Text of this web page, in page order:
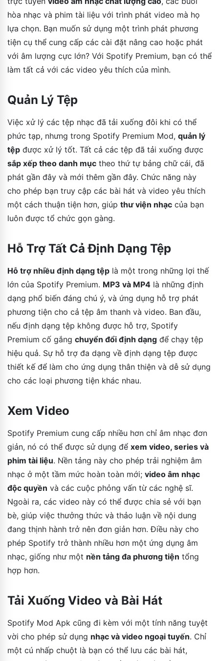
hòa nhạc và phim tài liệu với trình phát video mà họ
lựa chọn. Bạn muốn sử dụng một trình phát phương
tiện cụ thể cung cấp các cài đặt nâng cao hoặc phát
với âm lượng cực lớn? Với Spotify Premium, bạn có thể
làm tất cả với các video yêu thích của mình.
Quản Lý Tệp
Việc xử lý các tệp nhạc đã tải xuống đôi khi có thể
phức tạp, nhưng trong Spotify Premium Mod, quản lý
tệp được xử lý tốt. Tất cả các tệp đã tải xuống được
sắp xếp theo danh mục theo thứ tự bảng chữ cái, đã
phát gần đây và mới thêm gần đây. Chức năng này
cho phép bạn truy cập các bài hát và video yêu thích
một cách thuận tiện hơn, giúp thư viện nhạc của bạn
luôn được tổ chức gọn gàng.
Hỗ Trợ Tất Cả Định Dạng Tệp
Hỗ trợ nhiều định dạng tệp là một trong những lợi thế
lớn của Spotify Premium. MP3 và MP4 là những định
dạng phổ biến đáng chú ý, và ứng dụng hỗ trợ phát
phương tiện cho cả tệp âm thanh và video. Ban đầu,
nếu định dạng tệp không được hỗ trợ, Spotify
Premium cố gắng chuyển đổi định dạng để chạy tệp
hiệu quả. Sự hỗ trợ đa dạng về định dạng tệp được
thiết kế để làm cho ứng dụng thân thiện và dễ sử dụng
cho các loại phương tiện khác nhau.
Xem Video
Spotify Premium cung cấp nhiều hơn chỉ âm nhạc đơn
giản, nó có thể được sử dụng để xem video, series và
phim tài liệu. Nền tảng này cho phép trải nghiệm âm
nhạc ở một tầm mức hoàn toàn mới; video âm nhạc
độc quyền và các cuộc phỏng vấn từ các nghệ sĩ.
Ngoài ra, các video này có thể được chia sẻ với bạn
bè, giúp việc thưởng thức và thảo luận về nội dung
đang thịnh hành trở nên đơn giản hơn. Điều này cho
phép Spotify trở thành nhiều hơn một ứng dụng âm
nhạc, giống như một nền tảng đa phương tiện tổng
hợp hơn.
Tải Xuống Video và Bài Hát
Spotify Mod Apk cũng đi kèm với một tính năng tuyệt
vời cho phép sử dụng nhạc và video ngoại tuyến. Chỉ
một cú nhấp chuột là bạn có thể lưu các bài hát,